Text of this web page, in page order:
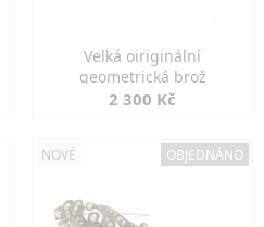
Velká oiriginální
geometrická brož
2 300 Kč
NOVÉ OBJEDNÁNO